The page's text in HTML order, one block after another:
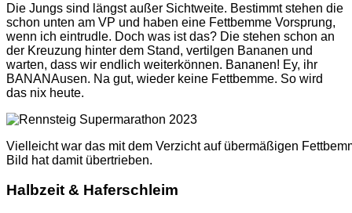
Die Jungs sind längst außer Sichtweite. Bestimmt stehen die
schon unten am VP und haben eine Fettbemme Vorsprung,
wenn ich eintrudle. Doch was ist das? Die stehen schon an
der Kreuzung hinter dem Stand, vertilgen Bananen und
warten, dass wir endlich weiterkönnen. Bananen! Ey, ihr
BANANAusen. Na gut, wieder keine Fettbemme. So wird
das nix heute.
Vielleicht war das mit dem Verzicht auf übermäßigen
Bild hat damit übertrieben.
Halbzeit & Haferschleim